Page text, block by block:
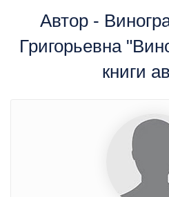
Автор -
Григорьевна
книги